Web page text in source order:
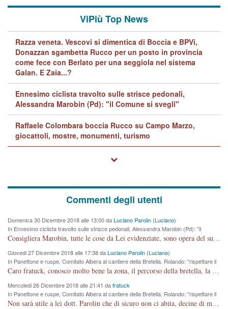
ViPiù Top News
Razza veneta. Vescovi si dimentica di Boccia e BPVi,
Donazzan sgambetta Rucco per un posto in provincia
come fece con Berlato per una seggiola nel sistema
Galan. E Zaia...?
Ennesimo ciclista travolto sulle strisce pedonali,
Alessandra Marobin (Pd): "il Comune si svegli"
Raffaele Colombara boccia Rucco su Campo Marzo,
giocattoli, mostre, monumenti, turismo
Commenti degli utenti
Domenica 30 Dicembre 2018 alle 13:00 daLuciano Parolin (Luciano)
In Ennesimo ciclista travolto sulle strisce pedonali, Alessandra Marobin (Pd): "il
Comune si svegli"
Consigliera Marobin, tutte le cose da Lei evidenziate, sono opera del suo ex Assessore e compagno di Partito Antonio Marco Dalla Pozza Assessore alla "progettazione" di piste ciclabili e altre porcherie. A lui manderei il conto da saldare per incidenti e danni alle persone. E' ora che "finiamola." Avete perso rassegnatevi. qui IL SINDACO RUCCO NON C'ENTRA PER NIENTE. CAPITO!!!!!!!! Amen.
Giovedi 27 Dicembre 2018 alle 17:38 daLuciano Parolin (Luciano)
In Panettone e ruspe, Comitato Albera al cantiere della Bretella. Rolando: "rispettare il
cronoprogramma"
Caro fratuck, conosco molto bene la zona, il percorso della bretella, la situazione dei cittadini, abito in Viale Trento. A partire dal 2003 ho partecipato al Comitato di Maddalene pro bretella, e a riunioni propositive per apportare modifiche al progetto. Numerose mie foto del territorio sono arrivate a Roma, altri miei interventi (non graditi dalla Sx) sono stati pubblicati dal GdV, assieme ad altri come Ciro Asproso, ora favorevole alla bretella. Ho partecipato alla raccolta firme per la chiusura della strada x 5 giorni eseguita dal Sindaco Hullwech per sforamento 180 Micro/g. Pertanto come impegno per la tematica sono apposto con la coscienza. Ora il Progetto è partito, fine! Voglio dire che la nuova Giunta "comunale" non c'entra più. L'opera sarà "malauguratamente" eseguita, ma non con il mio placet. Il Consigliere Comunale dovrebbe capire che la campagna elettorale è finita, con buona pace di tutti. Quello che invece dovrebbe interessare è la proprietà della strada, dall'uscita autostradale Ovest, sino alla Rotatoria dell'Albara, vi sono tre possessori: Autostrade SpA; La Provincia, il Comune. Come la mettiamo per il futuro ? I costi, da 50 sono saliti a 100 milioni di € come dire 20 milioni a KM (!) da non credere. Comunque si farà. Ma nessuno canti Vittoria, anzi meglio non farne un ulteriore fatto "partitico" per questioni elettorali o di seggio. Se mi manda la sua mail, sono disponibile ad inviare i documenti e le foto sopra descritte. Con ossequi, Luciano Parolin
Mercoledi 26 Dicembre 2018 alle 21:41 dafratuck
In Panettone e ruspe, Comitato Albera al cantiere della Bretella. Rolando: "rispettare il
cronoprogramma"
Non sarà utile a lei dott. Parolin che di sicuro non ci abita, decine di migliaia di TIR, automobili e padroncini che passano quotidianamente per una strada appena rotabile, non è più possibile stendere i panni, attraversare la strada senza rischiare la morte, le case stanno crepando, i tempi sono cambiati e la bretella non passerà assolutamente per maddalene (ma cosa sta a dire?!), dia invece responsabilità a chi ha costruito tagliando la strada che doveva invece terminare a isola vicentina e non al moracchino lasciando Motta di Costabissara ancora in panne di traffico. I tempi sono cambiati dottore e se l'anagrafe della vita stagna nell'essere umano impressioni conservatrici, la società non le considera perchè va avanti, si industrializza e ha bisogno di infrastrutture e di sviluppo. Ultima considerazione, se è geloso di Rolando perchè vede in lui solo campagne politiche mentre si difendono i SOLI diritti dei cittadini, la preghiamo faccia considerazioni più appropriate. Saluti e complimenti per i suoi scritti.